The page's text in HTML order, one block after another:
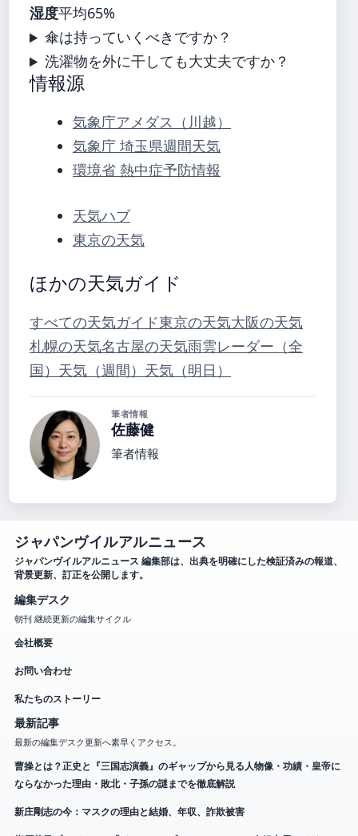
湿度平均65%
傘は持っていくべきですか？
洗濯物を外に干しても大丈夫ですか？
情報源
気象庁アメダス（川越）
気象庁 埼玉県週間天気
環境省 熱中症予防情報
天気ハブ
東京の天気
ほかの天気ガイド
すべての天気ガイド東京の天気大阪の天気
札幌の天気名古屋の天気雨雲レーダー（全
国） 天気（週間） 天気（明日）
筆者情報
佐藤健
筆者情報
ジャパンヴイルアルニュース
ジャパンヴイルアルニュース 編集部は、出典を明確にした検証済みの報道、
背景更新、訂正を公開します。
編集デスク
朝刊 継続更新の編集サイクル
会社概要
お問い合わせ
私たちのストーリー
最新記事
最新の編集デスク更新へ素早くアクセス。
曹操とは？正史と『三国志演義』のギャップから見る人物像・功績・皇帝に
ならなかった理由・敗北・子孫の謎までを徹底解説
新庄剛志の今：マスクの理由と結婚、年収、詐欺被害